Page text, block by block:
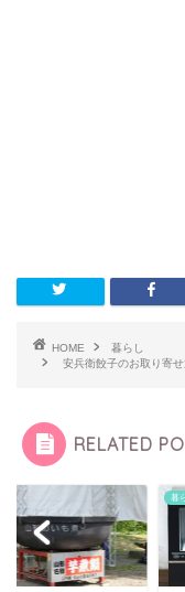
HOME
暮らし
安兵衛餃子のお取り寄
RELATED
暮